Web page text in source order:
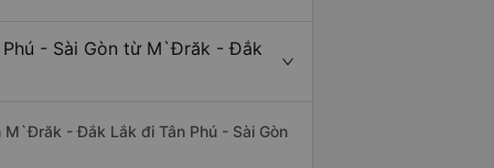
- Sài Gòn từ M`Đrăk - Đắk
- Đắk Lắk đi Tân Phú - Sài Gòn